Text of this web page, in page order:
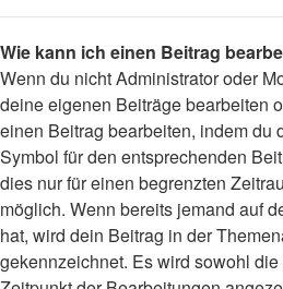
Wie kann ich einen Beitrag
Wenn du nicht Administrator oder
deine eigenen Beiträge bearbeiten
einen Beitrag bearbeiten, indem du
Symbol für den entsprechenden
dies nur für einen begrenzten
möglich. Wenn bereits jemand auf
hat, wird dein Beitrag in der
gekennzeichnet. Es wird sowohl